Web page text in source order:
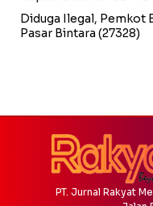
Diduga Ilegal, Pemkot
Pasar Bintara (27328)
PT. Jurnal Rakyat